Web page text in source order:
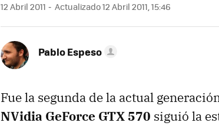
12 Abril 2011 Actualizado 12 Abril 2011, 15:46
Pablo Espeso
Fue la segunda de la actual
NVidia GeForce GTX 570 siguió la